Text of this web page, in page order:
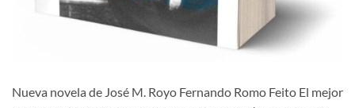
Nueva novela de José M. Royo Fernando Romo Feito El mejor